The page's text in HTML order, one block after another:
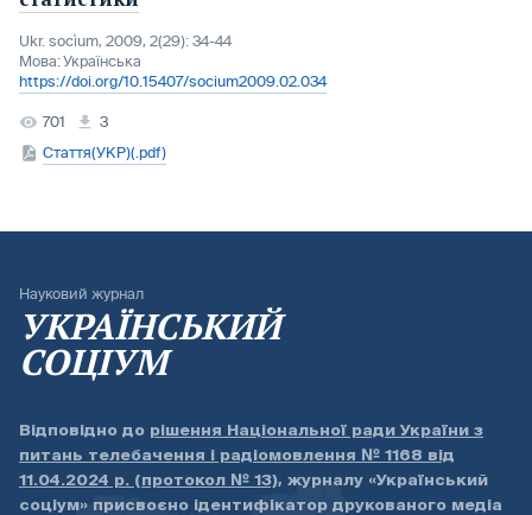
Ukr. socìum, 2009, 2(29): 34-44
Мова:Українська
https://doi.org/10.15407/socium2009.02.034
701
3
Стаття(УКР)(.pdf)
Науковий журнал
УКРАЇНСЬКИЙ
СОЦІУМ
Відповідно до рішення Національної ради України з
питань телебачення і радіомовлення № 1168 від
11.04.2024 р. (протокол № 13), журналу «Український
соціум» присвоєно ідентифікатор друкованого медіа